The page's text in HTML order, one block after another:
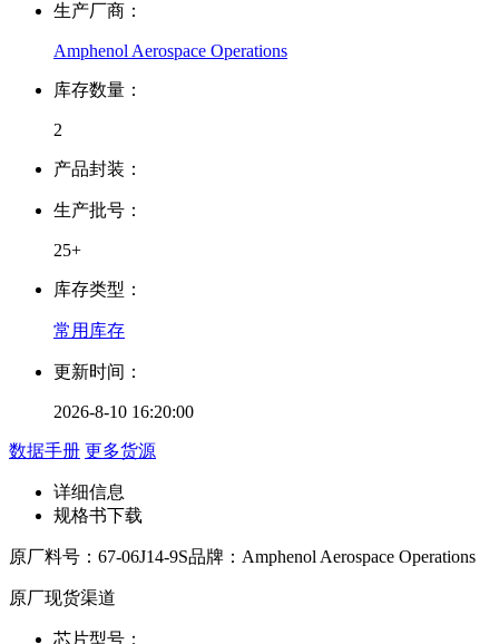
生产厂商：
Amphenol Aerospace Operations
库存数量：
2
产品封装：
生产批号：
25+
库存类型：
常用库存
更新时间：
2026-8-10 16:20:00
数据手册 更多货源
详细信息
规格书下载
原厂料号： 67-06J14-9S品牌： Amphenol Aerospace Operations
原厂现货渠道
芯片型号：